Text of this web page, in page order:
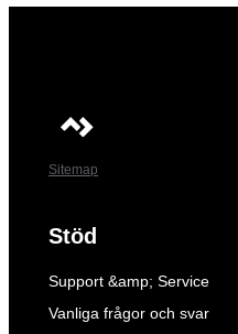
Sitemap
Stöd
Support &amp; Service
Vanliga frågor och svar